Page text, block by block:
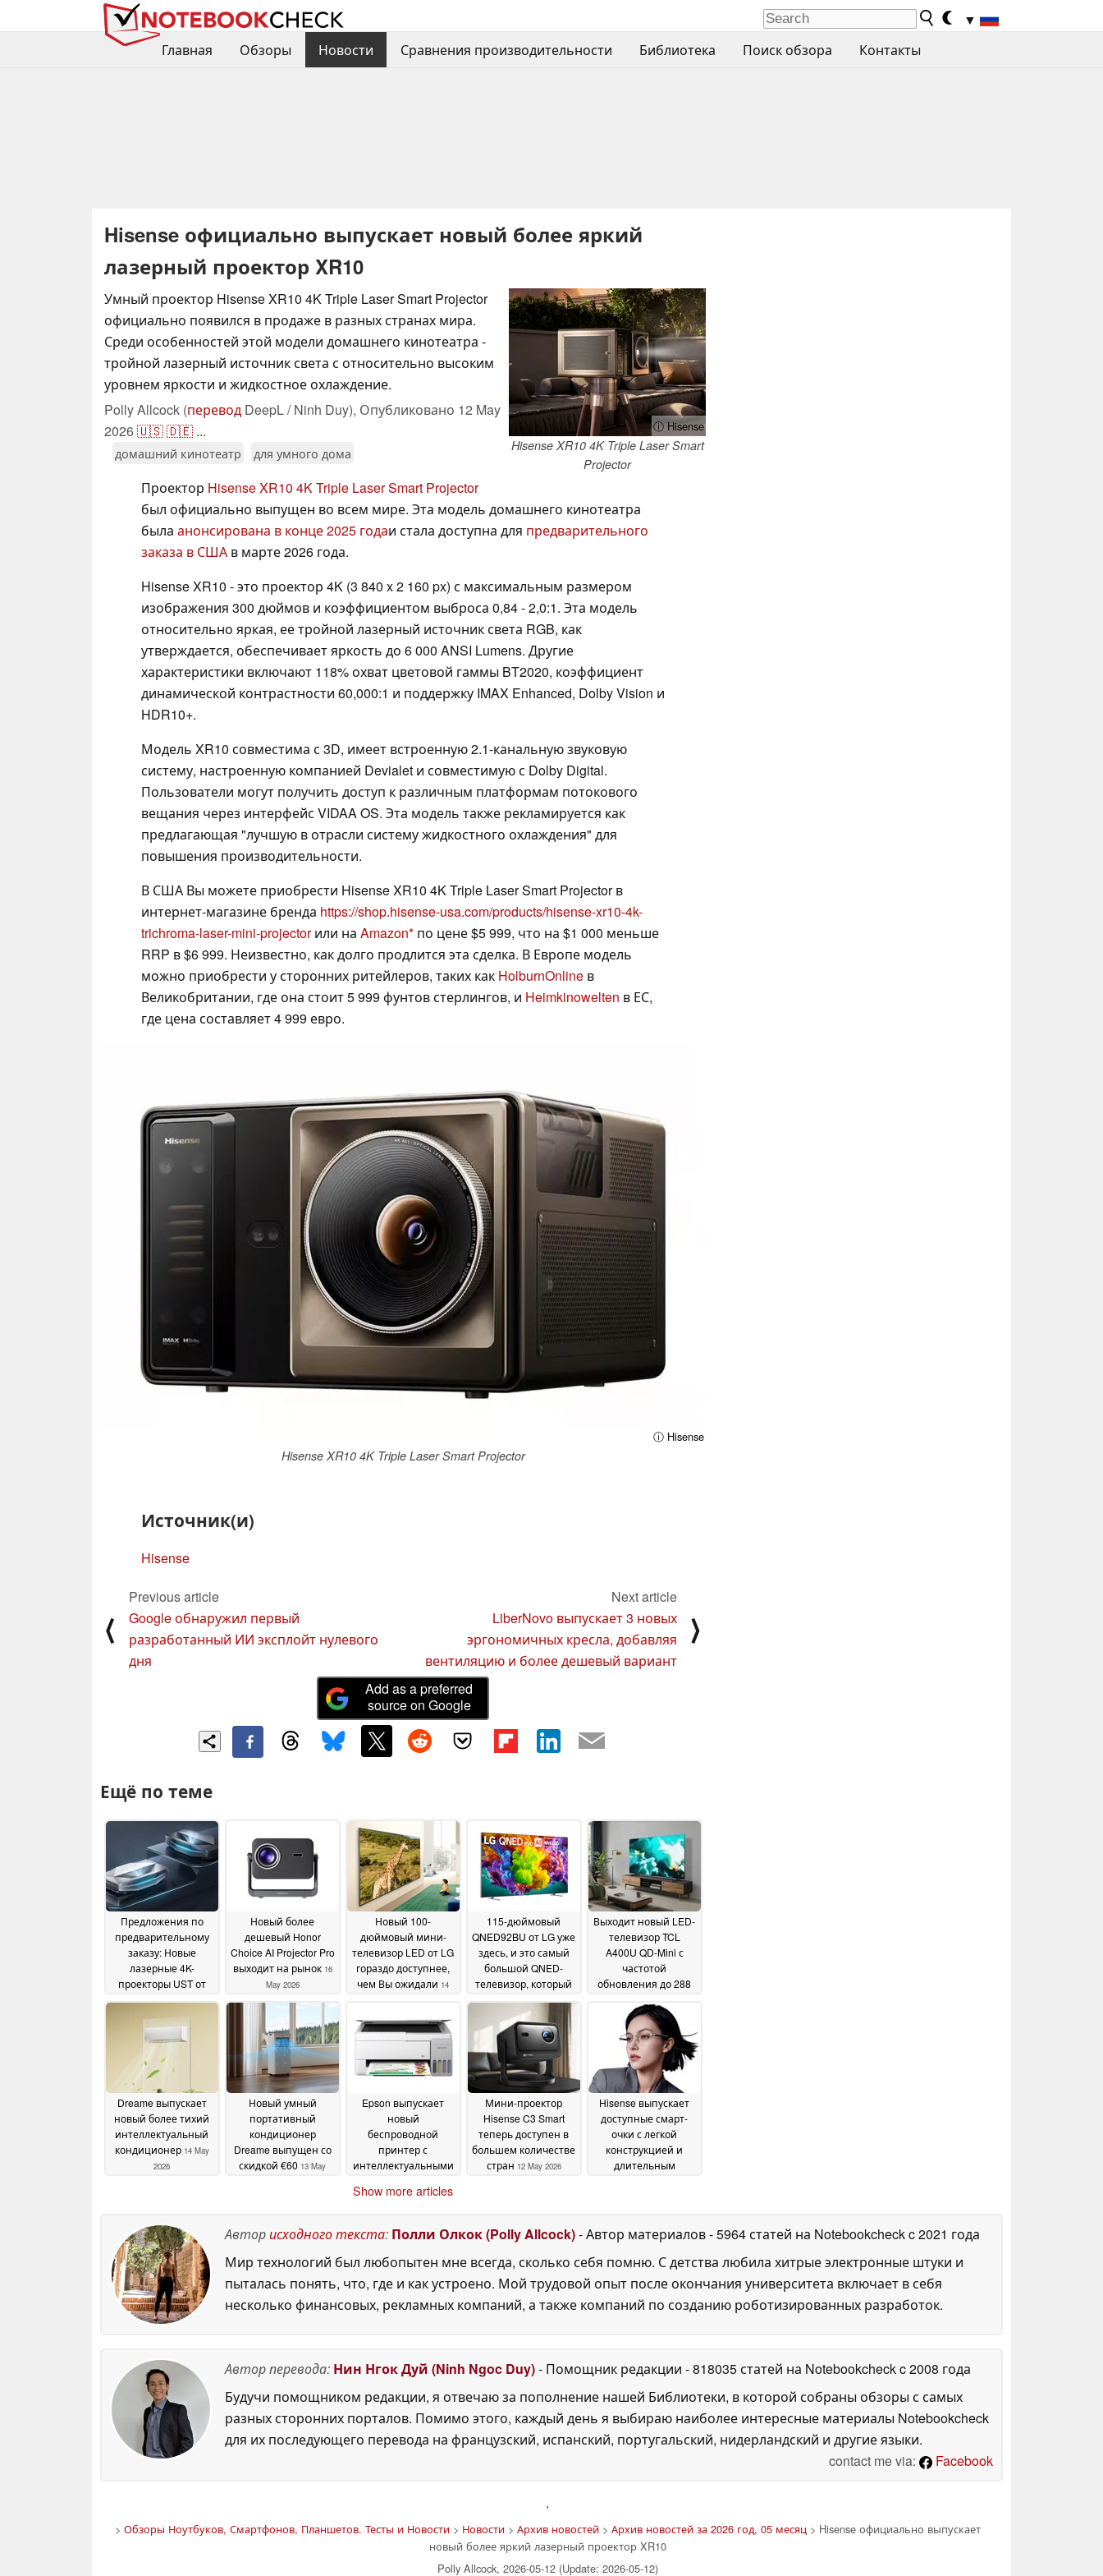
▼
Главная
Обзоры Новости Сравнения производительности Библиотека Поиск обзора Контакты
Hisense официально выпускает новый более яркий
лазерный проектор XR10
ⓘ Hisense
Hisense XR10 4K Triple Laser Smart
Projector
Умный проектор Hisense XR10 4K Triple Laser Smart Projector
официально появился в продаже в разных странах мира.
Среди особенностей этой модели домашнего кинотеатра -
тройной лазерный источник света с относительно высоким
уровнем яркости и жидкостное охлаждение.
Polly Allcock (перевод DeepL / Ninh Duy), Опубликовано 12 May
2026🇺🇸🇩🇪 ...
домашний кинотеатр для умного дома
Проектор Hisense XR10 4K Triple Laser Smart Projector
был официально выпущен во всем мире. Эта модель домашнего кинотеатра
была анонсирована в конце 2025 годаи стала доступна для предварительного
заказа в США в марте 2026 года.
Hisense XR10 - это проектор 4K (3 840 x 2 160 px) с максимальным размером
изображения 300 дюймов и коэффициентом выброса 0,84 - 2,0:1. Эта модель
относительно яркая, ее тройной лазерный источник света RGB, как
утверждается, обеспечивает яркость до 6 000 ANSI Lumens. Другие
характеристики включают 118% охват цветовой гаммы BT2020, коэффициент
динамической контрастности 60,000:1 и поддержку IMAX Enhanced, Dolby Vision и
HDR10+.
Модель XR10 совместима с 3D, имеет встроенную 2.1-канальную звуковую
систему, настроенную компанией Devialet и совместимую с Dolby Digital.
Пользователи могут получить доступ к различным платформам потокового
вещания через интерфейс VIDAA OS. Эта модель также рекламируется как
предлагающая "лучшую в отрасли систему жидкостного охлаждения" для
повышения производительности.
В США Вы можете приобрести Hisense XR10 4K Triple Laser Smart Projector в
интернет-магазине бренда https://shop.hisense-usa.com/products/hisense-xr10-4k-
trichroma-laser-mini-projectorили на Amazon по цене $5 999, что на $1 000 меньше
RRP в $6 999. Неизвестно, как долго продлится эта сделка. В Европе модель
можно приобрести у сторонних ритейлеров, таких как HolburnOnline в
Великобритании, где она стоит 5 999 фунтов стерлингов, и Heimkinowelten в ЕС,
где цена составляет 4 999 евро.
ⓘ Hisense
Hisense XR10 4K Triple Laser Smart Projector
Источник(и)
Hisense
⟨
Previous article
Google обнаружил первый
разработанный ИИ эксплойт нулевого
дня
Next article
LiberNovo выпускает 3 новых
эргономичных кресла, добавляя
вентиляцию и более дешевый вариант
⟩
Add as a preferred
source on Google
Ещё по теме
Предложения по
предварительному
заказу: Новые
лазерные 4K-
проекторы UST от
выйдут на рынок
May 2026
Новый более
дешевый Honor
Choice AI Projector Pro
выходит на рынок 16
May 2026
Новый 100-
дюймовый мини-
телевизор LED от LG
гораздо доступнее,
чем Вы ожидали 14
115-дюймовый
QNED92BU от LG уже
здесь, и это самый
большой QNED-
телевизор, который
выпускала14 May 2026
Выходит новый LED-
телевизор TCL
A400U QD-Mini с
частотой
обновления до 288
Dreame выпускает
новый более тихий
интеллектуальный
кондиционер 14 May
2026
Новый умный
портативный
кондиционер
Dreame выпущен со
скидкой €60 13 May
Epson выпускает
новый
беспроводной
принтер с
интеллектуальными
Мини-проектор
Hisense C3 Smart
теперь доступен в
большем количестве
стран 12 May 2026
Hisense выпускает
доступные смарт-
очки с легкой
конструкцией и
длительным
Show more articles
Авторисходного текста: Полли Олкок (Polly Allcock)- Автор материалов- 5964 статей на Notebookcheckc 2021 года
Мир технологий был любопытен мне всегда, сколько себя помню. С детства любила хитрые электронные штуки и
пыталась понять, что, где и как устроено. Мой трудовой опыт после окончания университета включает в себя
несколько финансовых, рекламных компаний, а также компаний по созданию роботизированных разработок.
Автор перевода: Нин Нгок Дуй (Ninh Ngoc Duy)- Помощник редакции - 818035 статей на Notebookcheckc 2008 года
Будучи помощником редакции, я отвечаю за пополнение нашей Библиотеки, в которой собраны обзоры с самых
разных сторонних порталов. Помимо этого, каждый день я выбираю наиболее интересные материалы Notebookcheck
для их последующего перевода на французский, испанский, португальский, нидерландский и другие языки.
contact me via:
Facebook
'
> Обзоры Ноутбуков, Смартфонов, Планшетов. Тесты и Новости> Новости> Архив новостей> Архив новостей за 2026 год, 05 месяц > Hisense официально выпускает
новый более яркий лазерный проектор XR10
Polly Allcock, 2026-05-12 (Update: 2026-05-12)